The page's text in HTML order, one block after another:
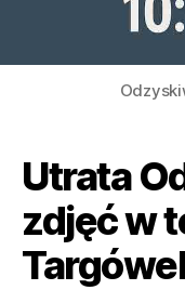
Utrata
zdjęć w